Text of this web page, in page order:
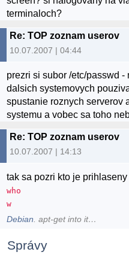
terminaloch?
Re: TOP zoznam userov
10.07.2007 | 04:44
prezri si subor /etc/passwd
dalsich systemovych
spustanie roznych serverov
systemu a vobec sa toho
Re: TOP zoznam userov
10.07.2007 | 14:13
tak sa pozri kto je prihlaseny
who
w
Debian. apt-get into it…
Správy